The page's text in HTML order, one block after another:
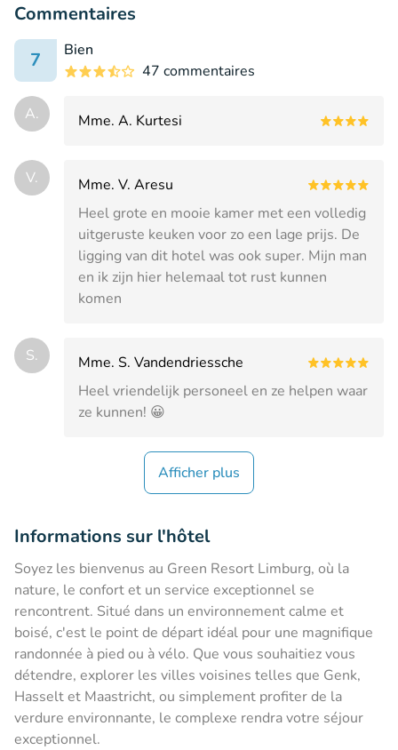
Commentaires
7
Bien
47 commentaires
A. Mme. A. Kurtesi
V.
Mme. V. Aresu
Heel grote en mooie kamer met een volledig
uitgeruste keuken voor zo een lage prijs. De
ligging van dit hotel was ook super. Mijn man
en ik zijn hier helemaal tot rust kunnen
komen
S.
Mme. S. Vandendriessche
Heel vriendelijk personeel en ze helpen waar
ze kunnen! 😀
Afficher plus
Informations sur l'hôtel
Soyez les bienvenus au Green Resort Limburg, où la
nature, le confort et un service exceptionnel se
rencontrent. Situé dans un environnement calme et
boisé, c'est le point de départ idéal pour une magnifique
randonnée à pied ou à vélo. Que vous souhaitiez vous
détendre, explorer les villes voisines telles que Genk,
Hasselt et Maastricht, ou simplement profiter de la
verdure environnante, le complexe rendra votre séjour
exceptionnel.